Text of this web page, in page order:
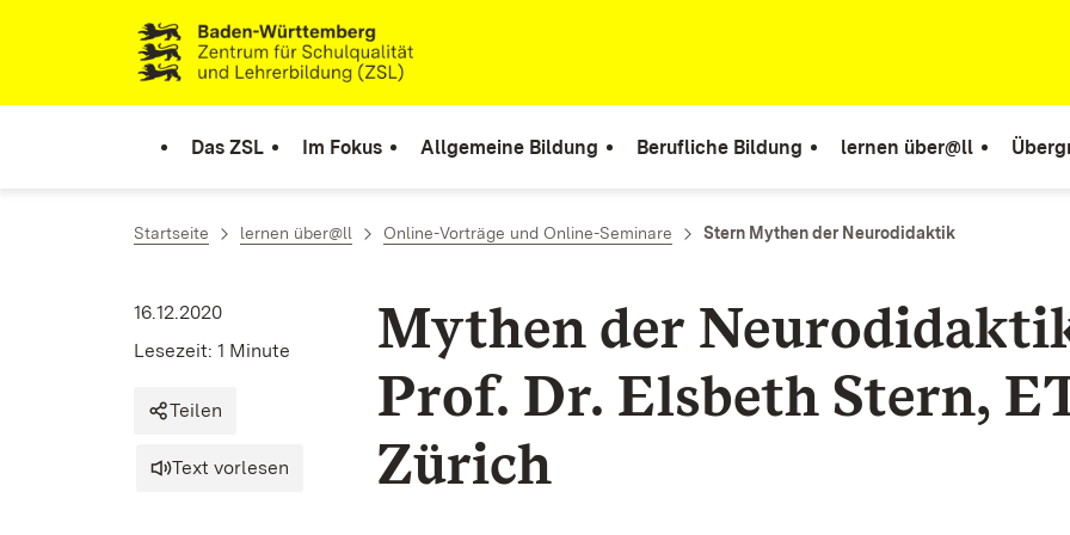
Zum Inhalt springen
Link zur Startseite
Das ZSL Im Fokus Allgemeine Bildung Berufliche Bildung lernen über@ll
Startseite lernen über@ll Online-Vorträge und Online-Seminare Stern Mythen der Neurodidaktik
Mythen der
Prof. Dr. Elsbeth Stern,
Zürich
16.12.2020
Lesezeit: 1 Minute
Teilen
Text vorlesen